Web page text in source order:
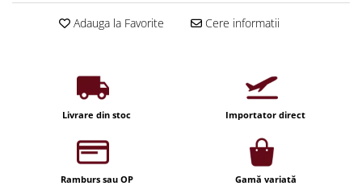
Uncategorized
Aplica LED
Iluminat festiv
Fotosenzori si Senzori de miscare
Iluminat decorativ de Craciun
Adauga la Favorite Cere informatii
Livrare din stoc Importator direct
Ramburs sau OP Gamă variată